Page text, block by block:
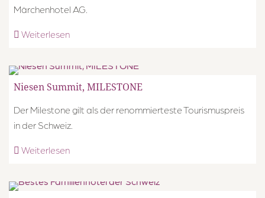
Märchenhotel AG.
Weiterlesen
Niesen Summit, MILESTONE
Der Milestone gilt als der renommierteste Tourismuspreis
in der Schweiz.
Weiterlesen